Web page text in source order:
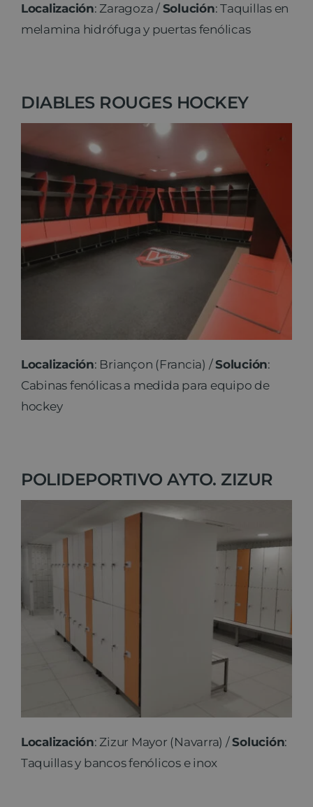
Localización: Zaragoza / Solución: Taquillas en
melamina hidrófuga y puertas fenólicas
DIABLES ROUGES HOCKEY
Localización: Briançon (Francia) /Solución:
Cabinas fenólicas a medida para equipo de
hockey
POLIDEPORTIVO AYTO. ZIZUR
Localización: Zizur Mayor (Navarra) /Solución:
Taquillas y bancos fenólicos e inox